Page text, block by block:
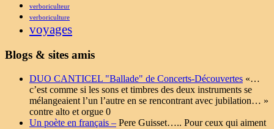
verboriculteur
verboriculture
voyages
Blogs & sites amis
DUO CANTICEL "Ballade" de Concerts-Découvertes «…
c’est comme si les sons et timbres des deux instruments se
mélangeaient l’un l’autre en se rencontrant avec jubilation… »
contre alto et orgue 0
Un poète en français – Pere Guisset….. Pour ceux qui aiment